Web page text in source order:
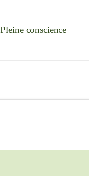
Pleine conscience